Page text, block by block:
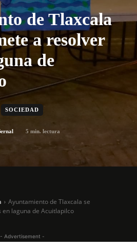
de Tlaxcala
a resolver
de
SOCIEDAD
5 min. lectura
Ayuntamiento de Tlaxcala se
laguna de Acuitlapilco
- Advertisement -